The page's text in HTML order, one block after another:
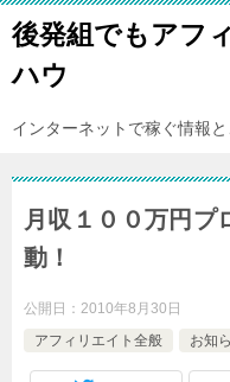
後発組でもアフ
ハウ
インターネットで稼ぐ情報
月収１００万円プ
動！
公開日： 2010年8月30日
アフィリエイト全般
お知